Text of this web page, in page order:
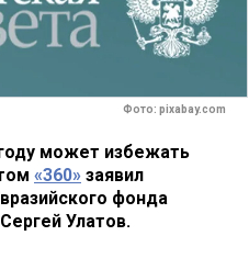
Фото: pixabay.com
может избежать
«360» заявил
фонда
Улатов.